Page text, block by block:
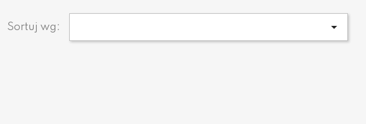
Sortuj wg: 